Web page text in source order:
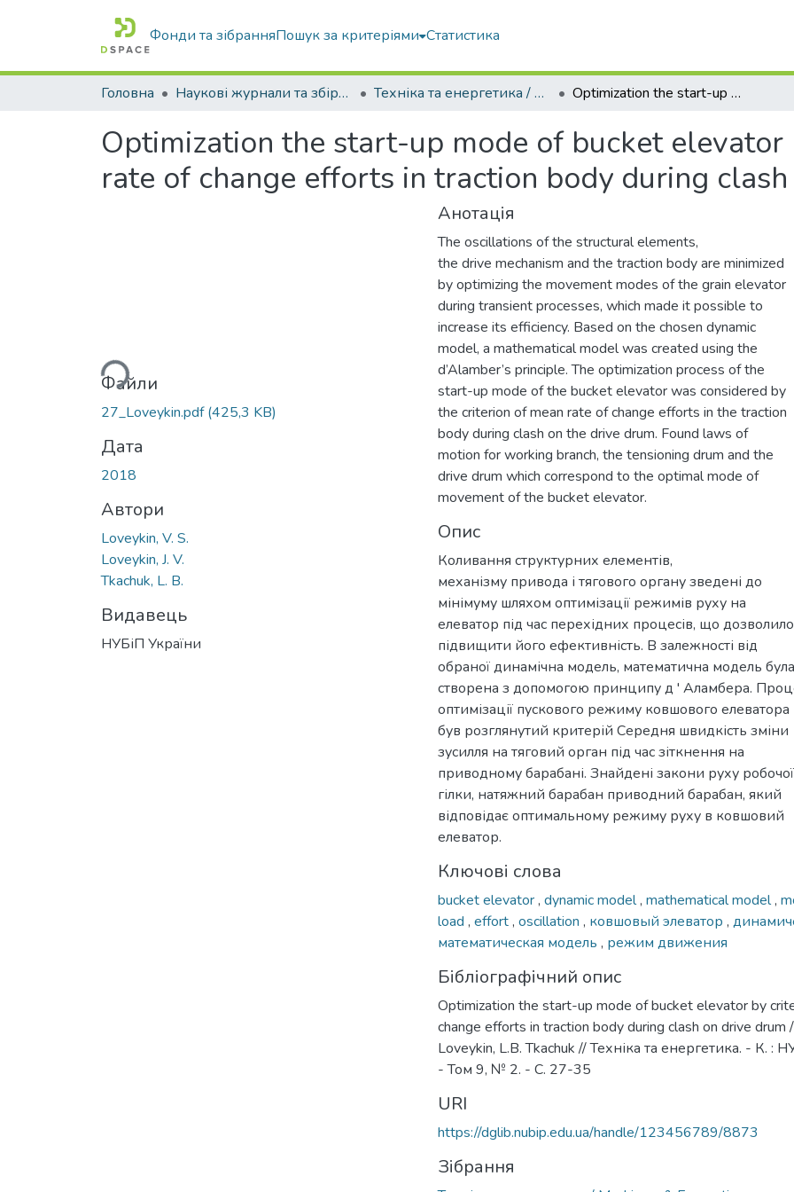
Фонди та зібранняПошук за критеріями Статистика
Головна Наукові журнали та збірники видань Техніка та енергетика / Machinery & Energetics Optimization the start-up mode of bucket elevator by criterion of mean rate of change efforts in traction body during clash on drive drum
Optimization the start-up mode of bucket
rate of change efforts in traction body during
Вантажиться...
Файли
27_Loveykin.pdf(425,3 KB)
Дата
2018
Автори
Loveykin, V. S.
Loveykin, J. V.
Tkachuk, L. B.
Видавець
НУБіП України
Анотація
The oscillations of the structural elements,
the drive mechanism and the traction body are minimized
by optimizing the movement modes of the grain elevator
during transient processes, which made it possible to
increase its efficiency. Based on the chosen dynamic
model, a mathematical model was created using the
d’Alamber’s principle. The optimization process of the
start-up mode of the bucket elevator was considered by
the criterion of mean rate of change efforts in the traction
body during clash on the drive drum. Found laws of
motion for working branch, the tensioning drum and the
drive drum which correspond to the optimal mode of
movement of the bucket elevator.
Опис
Коливання структурних елементів,
механізму привода і тягового органу зведені до
мінімуму шляхом оптимізації режимів руху на
елеватор під час перехідних процесів, що дозволило
підвищити його ефективність. В залежності від
обраної динамічна модель, математична модель була
створена з допомогою принципу д ' Аламбера.
оптимізації пускового режиму ковшового елеватора
був розглянутий критерій Середня швидкість зміни
зусилля на тяговий орган під час зіткнення на
приводному барабані. Знайдені закони руху робочої
гілки, натяжний барабан приводний барабан, який
відповідає оптимальному режиму руху в ковшовий
елеватор.
Ключові слова
bucket elevator, dynamic model, mathematical model,
load , effort, oscillation , ковшовый элеватор ,
математическая модель , режим движения
Бібліографічний опис
Optimization the start-up mode of bucket elevator by
change efforts in traction body during clash on drive drum /
Loveykin, L.B. Tkachuk // Техніка та енергетика. - К. :
- Том 9, № 2. - С. 27-35
URI
https://dglib.nubip.edu.ua/handle/123456789/8873
Зібрання